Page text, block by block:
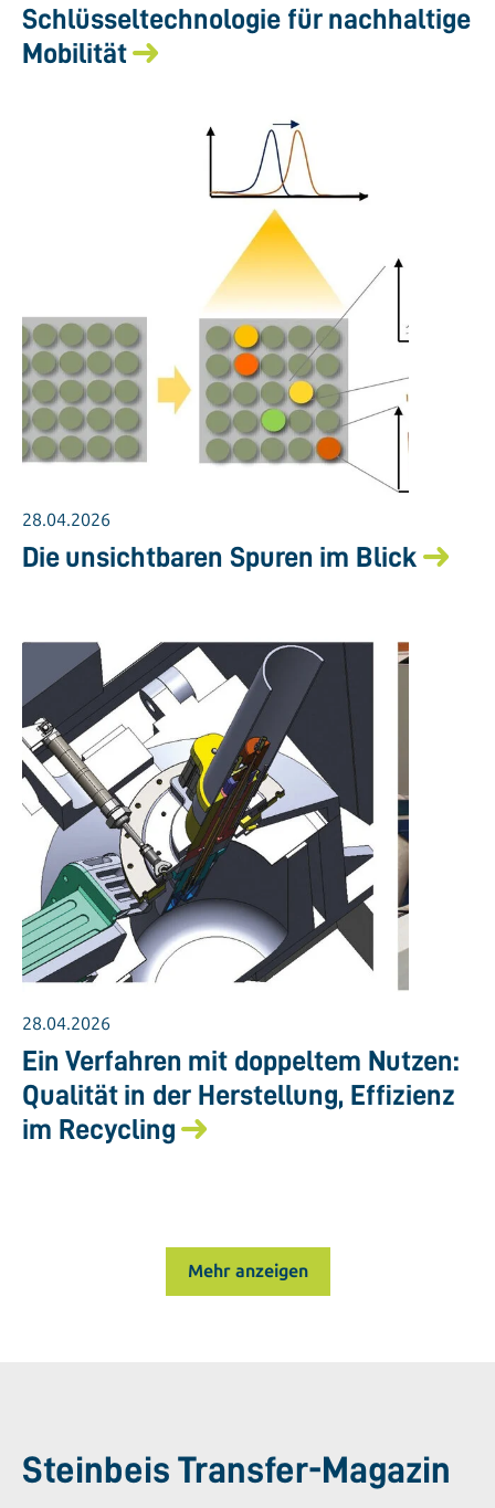
Schlüsseltechnologie für nachhaltige
Mobilität
28.04.2026
Die unsichtbaren Spuren im Blick
28.04.2026
Ein Verfahren mit doppeltem Nutzen:
Qualität in der Herstellung, Effizienz
im Recycling
Mehr anzeigen
Steinbeis Transfer-Magazin